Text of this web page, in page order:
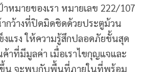
หมายของเรา หมายเลข 222/107
กว้างที่ปิดมิดชิดด้วยประตูม้วน
งแรง ให้ความรู้สึกปลอดภัยขั้นสุด
าที่มีมูลค่า เมื่อเราไขกุญแจและ
ขึ้น จะพบกับพื้นที่ภายในที่พร้อม